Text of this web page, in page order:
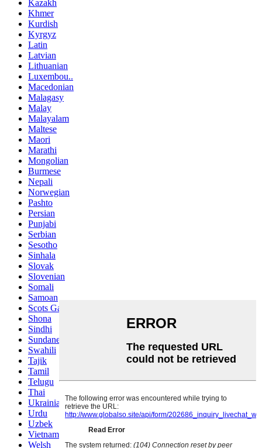
Kazakh
Khmer
Kurdish
Kyrgyz
Latin
Latvian
Lithuanian
Luxembou..
Macedonian
Malagasy
Malay
Malayalam
Maltese
Maori
Marathi
Mongolian
Burmese
Nepali
Norwegian
Pashto
Persian
Punjabi
Serbian
Sesotho
Sinhala
Slovak
Slovenian
Somali
Samoan
Scots Gaelic
Shona
Sindhi
Sundanese
Swahili
Tajik
Tamil
Telugu
Thai
Ukrainian
Urdu
Uzbek
Vietnamese
Welsh